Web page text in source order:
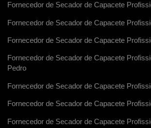
Fornecedor de Secador de Capacete
Fornecedor de Secador de Capacete
Fornecedor de Secador de Capacete
Fornecedor de Secador de Capacete
Pedro
Fornecedor de Secador de Capacete
Fornecedor de Secador de Capacete
Fornecedor de Secador de Capacete